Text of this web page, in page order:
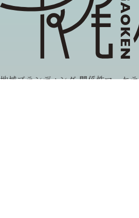
地域ブランディング,関係性マーケ